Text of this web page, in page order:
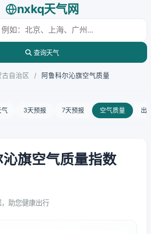
nxkq天气网
查询天气
古自治区 / 阿鲁科尔沁旗空气质量
气 3天预报 7天预报 空气质量 出
沁旗空气质量指数
助您健康出行